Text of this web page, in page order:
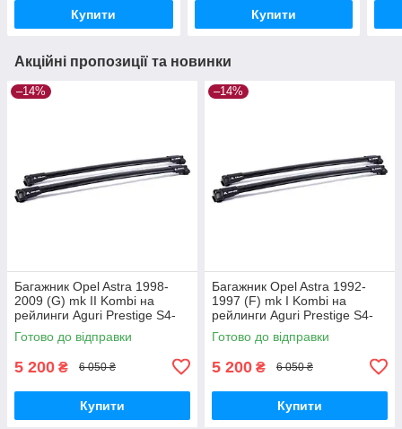
Купити Купити
Акційні пропозиції та новинки
–14%
Багажник Opel Astra 1998-
2009 (G) mk II Kombi на
рейлинги Aguri Prestige S4-
1499B
Готово до відправки
5 200 ₴ 6 050 ₴
Купити
–14%
Багажник Opel Astra 1992-
1997 (F) mk I Kombi на
рейлинги Aguri Prestige S4-
1500B
Готово до відправки
5 200 ₴ 6 050 ₴
Купити